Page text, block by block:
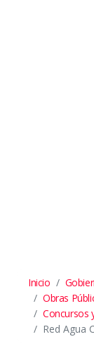
Inicio
Obras
Concursos
Red Agua